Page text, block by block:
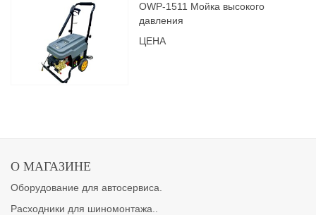
OWP-1511 Мойка высокого
давления
ЦЕНА
О МАГАЗИНЕ
Оборудование для автосервиса.
Расходники для шиномонтажа..